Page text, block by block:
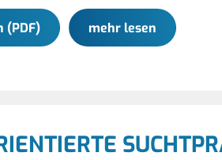
(PDF) mehr lesen